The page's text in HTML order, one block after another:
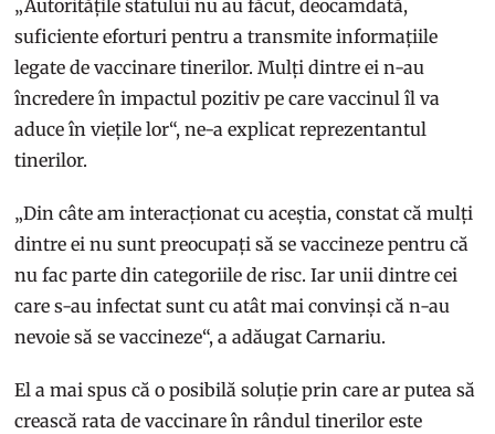
„Autoritățile statului nu au făcut, deocamdată,
suficiente eforturi pentru a transmite informațiile
legate de vaccinare tinerilor. Mulți dintre ei n-au
încredere în impactul pozitiv pe care vaccinul îl va
aduce în viețile lor“, ne-a explicat reprezentantul
tinerilor.
„Din câte am interacționat cu aceștia, constat că mulți
dintre ei nu sunt preocupați să se vaccineze pentru că
nu fac parte din categoriile de risc. Iar unii dintre cei
care s-au infectat sunt cu atât mai convinși că n-au
nevoie să se vaccineze“, a adăugat Carnariu.
El a mai spus că o posibilă soluție prin care ar putea să
crească rata de vaccinare în rândul tinerilor este